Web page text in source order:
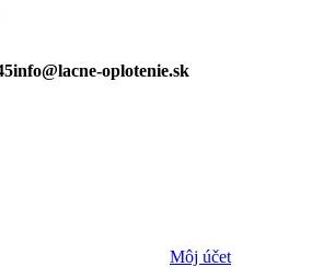
info@lacne-oplotenie.sk
Môj účet